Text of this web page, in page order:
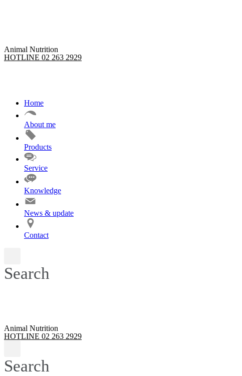
Animal Nutrition
HOTLINE 02 263 2929
Home
About me
Products
Service
Knowledge
News & update
Contact
Search
Animal Nutrition
HOTLINE 02 263 2929
Search